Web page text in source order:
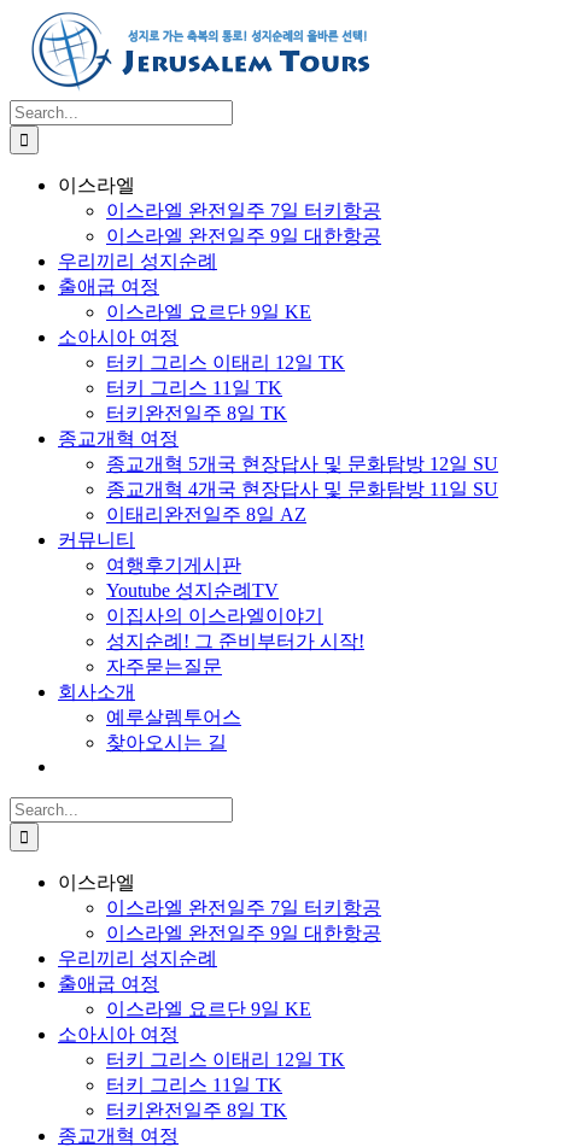
Skip
content
Search
for:
이스라엘
이스라엘 완전일주 7일 터키항공
이스라엘 완전일주 9일 대한항공
우리끼리 성지순례
출애굽 여정
이스라엘 요르단 9일 KE
소아시아 여정
터키 그리스 이태리 12일 TK
터키 그리스 11일 TK
터키완전일주 8일 TK
종교개혁 여정
종교개혁 5개국 현장답사 및 문화탐방 12일 SU
종교개혁 4개국 현장답사 및 문화탐방 11일 SU
이태리완전일주 8일 AZ
커뮤니티
여행후기게시판
Youtube 성지순례TV
이집사의 이스라엘이야기
성지순례! 그 준비부터가 시작!
자주묻는질문
회사소개
예루살렘투어스
찾아오시는 길
Search
for:
이스라엘
이스라엘 완전일주 7일 터키항공
이스라엘 완전일주 9일 대한항공
우리끼리 성지순례
출애굽 여정
이스라엘 요르단 9일 KE
소아시아 여정
터키 그리스 이태리 12일 TK
터키 그리스 11일 TK
터키완전일주 8일 TK
종교개혁 여정